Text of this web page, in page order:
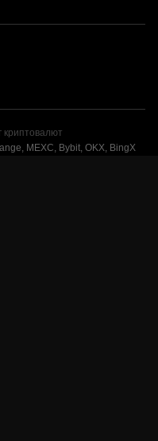
MEXC, Bybit, OKX, BingX